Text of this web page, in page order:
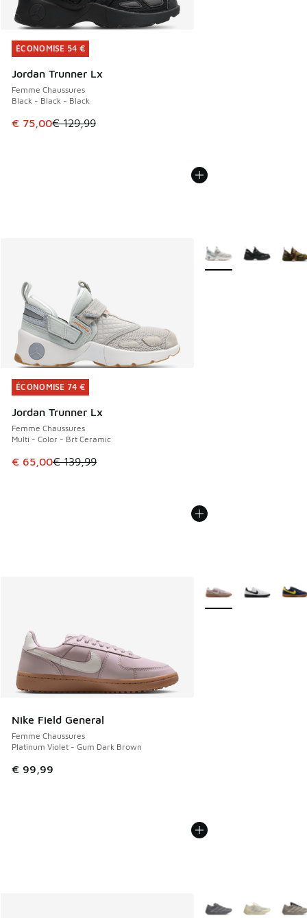
ÉCONOMISE 54 €
Jordan Trunner Lx
Femme Chaussures
Black - Black - Black
Cet article est en promotion. Prix en baisse de € 129,99 à
€ 75,00€ 129,99
ÉCONOMISE 54 €
ÉCONOMISE 74 €
Jordan Trunner Lx
Femme Chaussures
Multi - Color - Brt Ceramic
Cet article est en promotion. Prix en baisse de € 139,99 à
€ 65,00€ 139,99
ÉCONOMISE 74 €
Plus de couleurs
Nike Field General
Femme Chaussures
Platinum Violet - Gum Dark Brown
€ 99,99
Plus de couleurs
Plus de couleurs